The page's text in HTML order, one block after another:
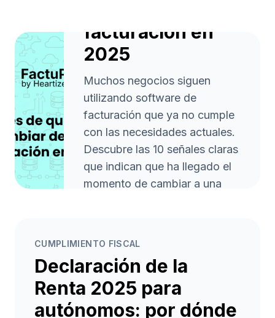
facturación en
2025
Muchos negocios siguen
utilizando software de
facturación que ya no cumple
con las necesidades actuales.
Descubre las 10 señales claras
que indican que ha llegado el
momento de cambiar a una
normativa Veri*Factu.
Leer artículoarrow_forward
CUMPLIMIENTO FISCAL
Declaración de la
Renta 2025 para
autónomos: por dónde